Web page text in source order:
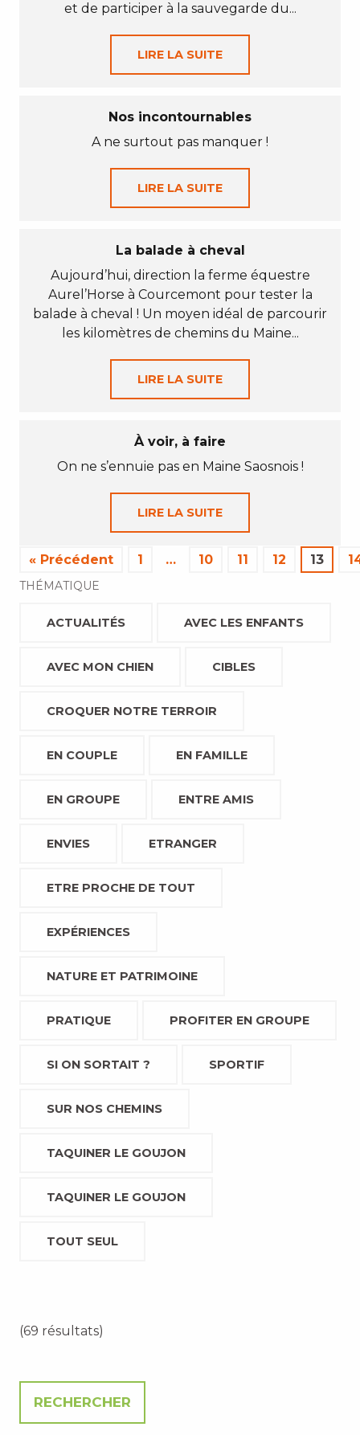
et de participer à la sauvegarde du...
LIRE LA SUITE
Nos incontournables
A ne surtout pas manquer !
LIRE LA SUITE
La balade à cheval
Aujourd’hui, direction la ferme équestre
Aurel’Horse à Courcemont pour tester la
balade à cheval ! Un moyen idéal de parcourir
les kilomètres de chemins du Maine...
LIRE LA SUITE
À voir, à faire
On ne s’ennuie pas en Maine Saosnois !
LIRE LA SUITE
« Précédent 1 … 10 11 12 13
THÉMATIQUE
ACTUALITÉS AVEC LES ENFANTS
AVEC MON CHIEN CIBLES
CROQUER NOTRE TERROIR
EN COUPLE EN FAMILLE
EN GROUPE ENTRE AMIS
ENVIES ETRANGER
ETRE PROCHE DE TOUT
EXPÉRIENCES
NATURE ET PATRIMOINE
PRATIQUE PROFITER EN GROUPE
SI ON SORTAIT ? SPORTIF
SUR NOS CHEMINS
TAQUINER LE GOUJON
TAQUINER LE GOUJON
TOUT SEUL
(69 résultats)